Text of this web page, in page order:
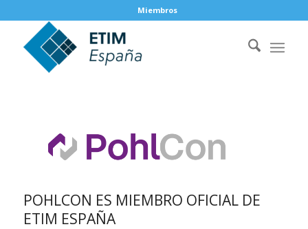
Miembros
POHLCON ES MIEMBRO OFICIAL DE
ETIM ESPAÑA